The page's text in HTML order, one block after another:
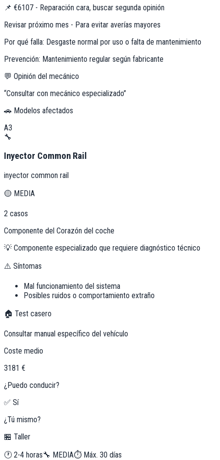
📌 €6107 - Reparación cara, buscar segunda opinión
Revisar próximo mes - Para evitar averías mayores
Por qué falla: Desgaste normal por uso o falta de mantenimiento
Prevención: Mantenimiento regular según fabricante
💬 Opinión del mecánico
“Consultar con mecánico especializado”
🚗 Modelos afectados
A3
🔧
Inyector Common Rail
inyector common rail
🟡 MEDIA
2 casos
Componente del Corazón del coche
💡 Componente especializado que requiere diagnóstico técnico
⚠️ Síntomas
Mal funcionamiento del sistema
Posibles ruidos o comportamiento extraño
🏠 Test casero
Consultar manual específico del vehículo
Coste medio
3181 €
¿Puedo conducir?
✅ Sí
¿Tú mismo?
🏪 Taller
🕐 2-4 horas🔧 MEDIA⏱️ Máx. 30 días